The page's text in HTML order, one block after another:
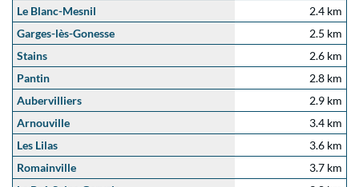
Le Blanc-Mesnil
2.4 km
Garges-lès-Gonesse
2.5 km
Stains
2.6 km
Pantin
2.8 km
Aubervilliers
2.9 km
Arnouville
3.4 km
Les Lilas
3.6 km
Romainville
3.7 km